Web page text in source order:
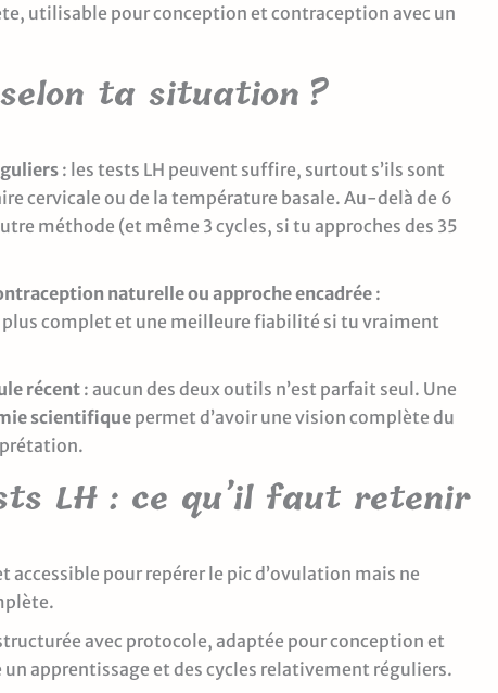
utilisable pour conception et contraception avec un
ta situation ?
: les tests LH peuvent suffire, surtout s’ils sont
cervicale ou de la température basale. Au-delà de 6
méthode (et même 3 cycles, si tu approches des 35
naturelle ou approche encadrée :
complet et une meilleure fiabilité si tu vraiment
récent : aucun des deux outils n’est parfait seul. Une
scientifique permet d’avoir une vision complète du
LH : ce qu’il faut retenir
accessible pour repérer le pic d’ovulation mais ne
avec protocole, adaptée pour conception et
apprentissage et des cycles relativement réguliers.